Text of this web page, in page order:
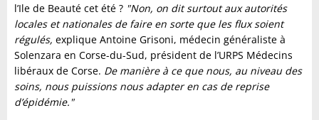
l’Ile de Beauté cet été ? "Non, on dit surtout aux autorités
locales et nationales de faire en sorte que les flux soient
régulés, explique Antoine Grisoni, médecin généraliste à
Solenzara en Corse-du-Sud, président de l’URPS Médecins
libéraux de Corse. De manière à ce que nous, au niveau des
soins, nous puissions nous adapter en cas de reprise
d’épidémie."